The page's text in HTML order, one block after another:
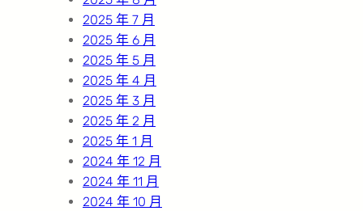
2025 年 7 月
2025 年 6 月
2025 年 5 月
2025 年 4 月
2025 年 3 月
2025 年 2 月
2025 年 1 月
2024 年 12 月
2024 年 11 月
2024 年 10 月